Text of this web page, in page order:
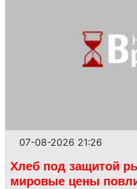
07-08-2026 21:26
Хлеб под защитой
мировые цены